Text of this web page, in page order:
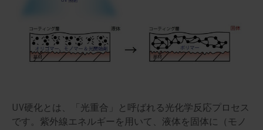
UV硬化とは、「光重合」と呼ばれる光化学反応プロセス
です。紫外線エネルギーを用いて、液体を固体に（モノ